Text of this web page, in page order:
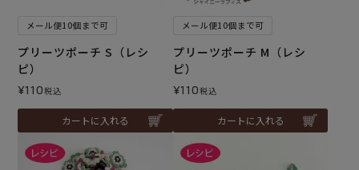
メール便10個まで可
プリーツポーチ S（レシ
ピ）
¥110税込
カートに入れる
メール便10個まで可
プリーツポーチ M（レシ
ピ）
¥110税込
カートに入れる